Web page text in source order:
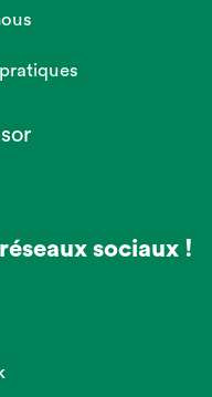
sociaux !